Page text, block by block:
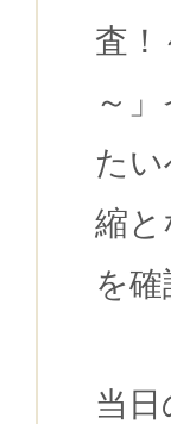
査
～
た
縮
を
当